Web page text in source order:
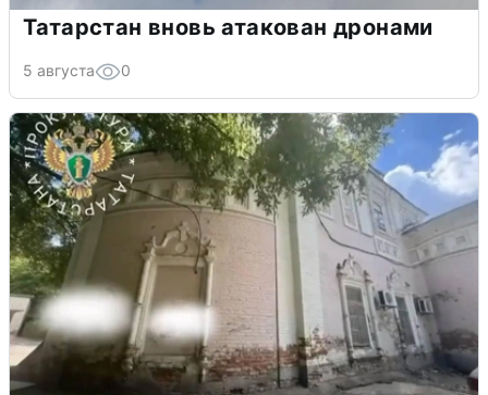
Татарстан вновь атакован дронами
5 августа 0